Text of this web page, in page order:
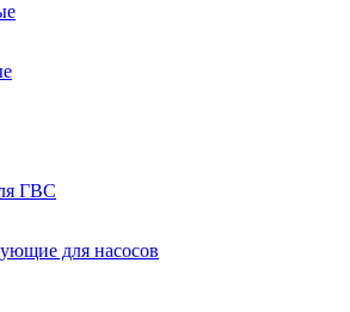
ГВС
для насосов